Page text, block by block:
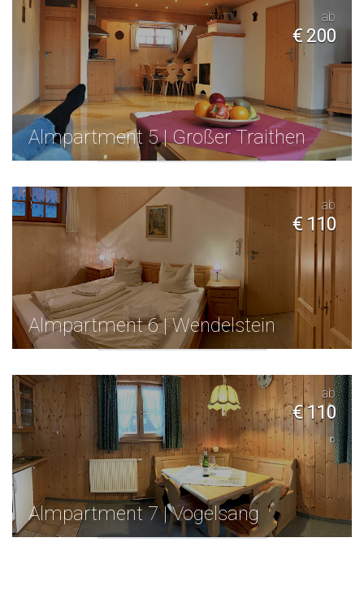
Almpartment 5 | Großer Traithen
ab
€ 200
Almpartment 6 | Wendelstein
ab
€ 110
Almpartment 7 | Vogelsang
ab
€ 110